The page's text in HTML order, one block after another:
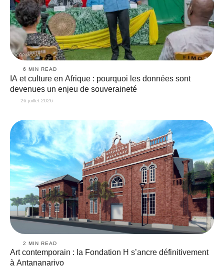
6 MIN READ
IA et culture en Afrique : pourquoi les données sont
devenues un enjeu de souveraineté
26 juillet 2026
2 MIN READ
Art contemporain : la Fondation H s’ancre définitivement
à Antananarivo